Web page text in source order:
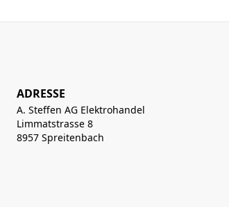
ADRESSE
A. Steffen AG Elektrohandel
Limmatstrasse 8
8957 Spreitenbach